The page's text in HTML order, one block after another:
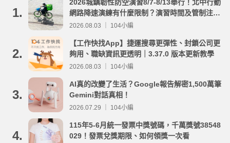
1.
2026城鎮韌性防空演習8/7-8/13舉行！北中行動
網路降速演練有什麼限制？演習時間及管制注意
事項整理
2026.08.03 ｜ 104小編
2.
【工作快找App】捷運搜尋更彈性、封鎖公司更
夠用、職缺資訊更透明｜3.37.0 版本更新教學
2026.08.03 ｜ 104小編
3.
AI真的改變了生活？Google報告解密1,500萬筆
Gemini對話真相！
2026.07.29 ｜ 104小編
4.
115年5-6月統一發票中獎號碼，千萬獎號38548
029！發票兌獎期限、如何領獎一次看